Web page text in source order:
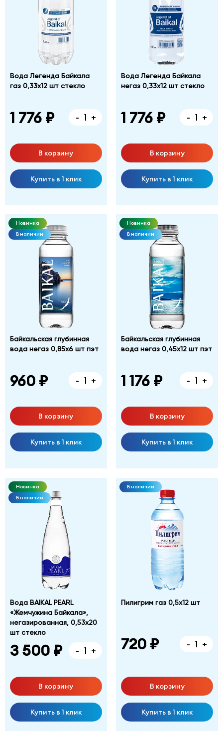
Вода Легенда Байкала
газ 0,33х12 шт стекло
1 776 ₽ - +
В корзину
Купить в 1 клик
Вода Легенда Байкала
негаз 0,33х12 шт стекло
1 776 ₽ - +
В корзину
Купить в 1 клик
Новинка
В наличии
Байкальская глубинная
вода негаз 0,85х6 шт пэт
960 ₽ - +
В корзину
Купить в 1 клик
Новинка
В наличии
Байкальская глубинная
вода негаз 0,45х12 шт пэт
1 176 ₽ - +
В корзину
Купить в 1 клик
Новинка
В наличии
Вода BAIKAL PEARL
«Жемчужина Байкала»,
негазированная, 0,53х20
шт стекло
3 500 ₽ - +
В корзину
Купить в 1 клик
В наличии
Пилигрим газ 0,5х12 шт
720 ₽ - +
В корзину
Купить в 1 клик